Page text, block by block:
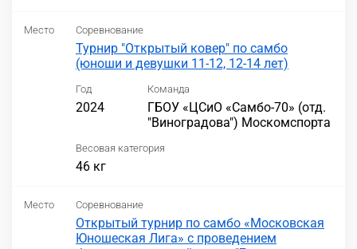
Место Соревнование
Турнир "Открытый ковер" по самбо
(юноши и девушки 11-12, 12-14 лет)
Год
2024
Команда
ГБОУ «ЦСиО «Самбо-70» (отд.
"Виноградова") Москомспорта
Весовая категория
46 кг
Место Соревнование
Открытый турнир по самбо «Московская
Юношеская Лига» с проведением